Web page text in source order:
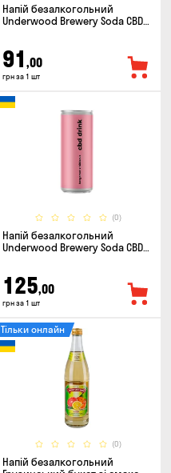
Напій безалкогольний
Underwood Brewery Soda CBD
91 ,00
грн за 1 шт
(0)
Напій безалкогольний
Underwood Brewery Soda CBD
125,00
грн за 1 шт
(0)
Тільки онлайн
Напій безалкогольний